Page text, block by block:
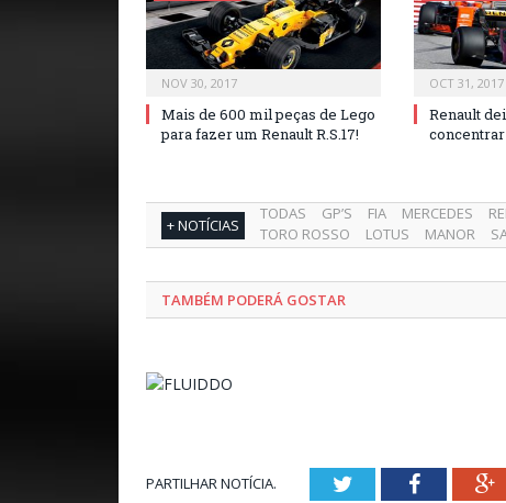
NOV 30, 2017
Mais de 600 mil peças de Lego
para fazer um Renault R.S.17!
OCT 31, 2017
Renault
concentrar
+ NOTÍCIAS
TODAS GP’S FIA MERCEDES
TORO ROSSO
LOTUS MANOR
TAMBÉM PODERÁ GOSTAR
PARTILHAR NOTÍCIA. TwitterFacebook